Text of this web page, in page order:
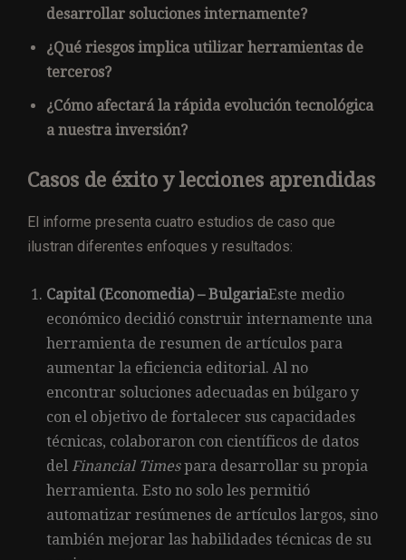
desarrollar soluciones internamente?
¿Qué riesgos implica utilizar herramientas de
terceros?
¿Cómo afectará la rápida evolución tecnológica
a nuestra inversión?
Casos de éxito y lecciones aprendidas
El informe presenta cuatro estudios de caso que
ilustran diferentes enfoques y resultados:
Capital (Economedia) – BulgariaEste medio
económico decidió construir internamente una
herramienta de resumen de artículos para
aumentar la eficiencia editorial. Al no
encontrar soluciones adecuadas en búlgaro y
con el objetivo de fortalecer sus capacidades
técnicas, colaboraron con científicos de datos
del Financial Timespara desarrollar su propia
herramienta. Esto no solo les permitió
automatizar resúmenes de artículos largos, sino
también mejorar las habilidades técnicas de su